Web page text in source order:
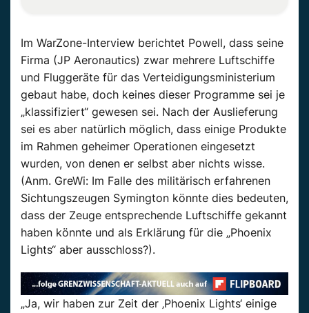
Im WarZone-Interview berichtet Powell, dass seine
Firma (JP Aeronautics) zwar mehrere Luftschiffe
und Fluggeräte für das Verteidigungsministerium
gebaut habe, doch keines dieser Programme sei je
„klassifiziert“ gewesen sei. Nach der Auslieferung
sei es aber natürlich möglich, dass einige Produkte
im Rahmen geheimer Operationen eingesetzt
wurden, von denen er selbst aber nichts wisse.
(Anm. GreWi: Im Falle des militärisch erfahrenen
Sichtungszeugen Symington könnte dies bedeuten,
dass der Zeuge entsprechende Luftschiffe gekannt
haben könnte und als Erklärung für die „Phoenix
Lights“ aber ausschloss?).
„Ja, wir haben zur Zeit der ‚Phoenix Lights‘ einige